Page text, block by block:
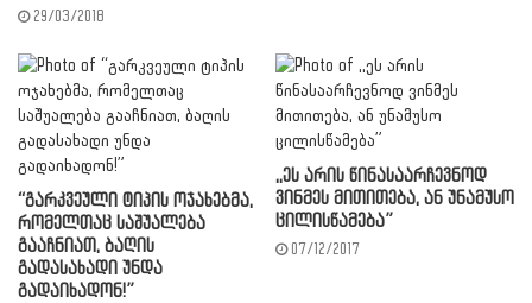
29/03/2018
“გარკვეული ტიპის ოჯახებმა,
რომელთაც საშუალება
გააჩნიათ, ბაღის
გადასახადი უნდა
გადაიხადონ!”
,,ეს არის წინასაარჩევნოდ
ვინმეს მითითება, ან უნამუსო
ცილისწამება”
07/12/2017